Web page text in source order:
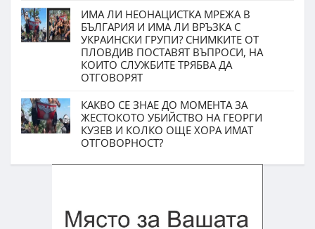
ИМА ЛИ НЕОНАЦИСТКА МРЕЖА В
БЪЛГАРИЯ И ИМА ЛИ ВРЪЗКА С
УКРАИНСКИ ГРУПИ? СНИМКИТЕ ОТ
ПЛОВДИВ ПОСТАВЯТ ВЪПРОСИ, НА
КОИТО СЛУЖБИТЕ ТРЯБВА ДА
ОТГОВОРЯТ
КАКВО СЕ ЗНАЕ ДО МОМЕНТА ЗА
ЖЕСТОКОТО УБИЙСТВО НА ГЕОРГИ
КУЗЕВ И КОЛКО ОЩЕ ХОРА ИМАТ
ОТГОВОРНОСТ?